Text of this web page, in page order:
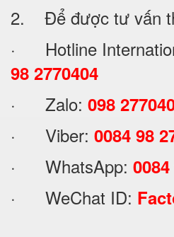
2. Để được tư vấn
· Hotline
98 2770404
· Zalo: 098
· Viber: 0084 98
· WhatsApp:
· WeChat ID: